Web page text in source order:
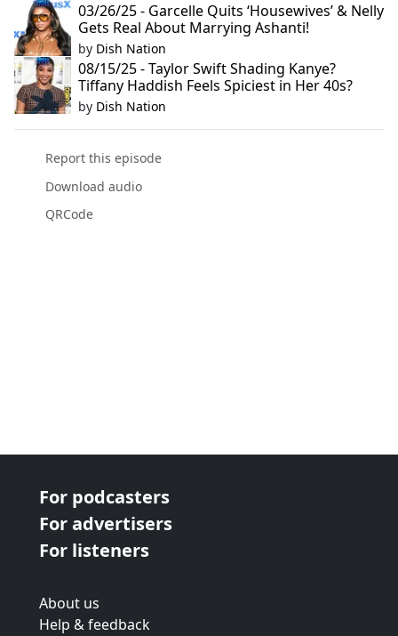
03/26/25 - Garcelle Quits ‘Housewives’ & Nelly
Gets Real About Marrying Ashanti!
by Dish Nation
08/15/25 - Taylor Swift Shading Kanye?
Tiffany Haddish Feels Spiciest in Her 40s?
by Dish Nation
Report this episode
Download audio
QRCode
For podcasters
For advertisers
For listeners
About us
Help & feedback